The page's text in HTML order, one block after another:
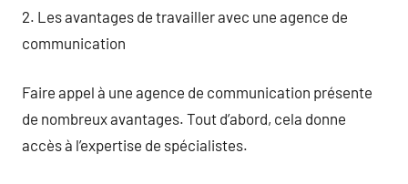
2. Les avantages de travailler avec une agence de
communication
Faire appel à une agence de communication présente
de nombreux avantages. Tout d’abord, cela donne
accès à l’expertise de spécialistes.